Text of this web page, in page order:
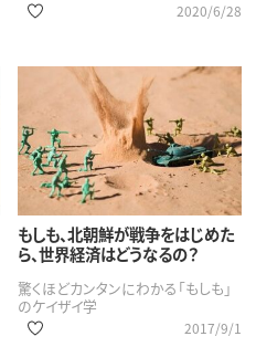
2020/6/28
もしも、北朝鮮が戦争をはじめた
ら、世界経済はどうなるの？
驚くほどカンタンにわかる「もしも」
のケイザイ学
2017/9/1